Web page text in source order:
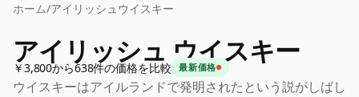
ホーム/アイリッシュウイスキー
アイリッシュ ウイスキー
￥3,800から638件の価格を比較 最新価格
ウイスキーはアイルランドで発明されたという説がしばし